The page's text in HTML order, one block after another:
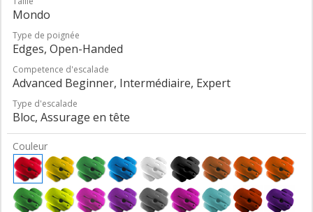
Mondo
Type de poignée
Edges, Open-Handed
Competence d'escalade
Advanced Beginner, Intermédiaire, Expert
Type d'escalade
Bloc, Assurage en tête
Couleur